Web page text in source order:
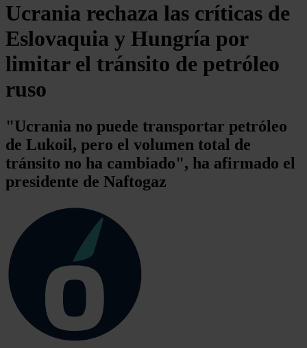
Ucrania rechaza las críticas de
Eslovaquia y Hungría por
limitar el tránsito de petróleo
ruso
"Ucrania no puede transportar petróleo
de Lukoil, pero el volumen total de
tránsito no ha cambiado", ha afirmado el
presidente de Naftogaz